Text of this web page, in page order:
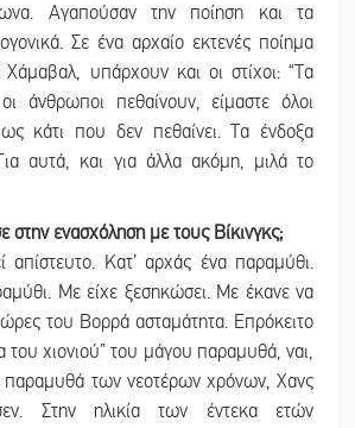
Αγαπούσαν την ποίηση και τα
Σε ένα αρχαίο εκτενές ποίημα
υπάρχουν και οι στίχοι: “Τα
άνθρωποι πεθαίνουν, είμαστε όλοι
κάτι που δεν πεθαίνει. Τα ένδοξα
αυτά, και για άλλα ακόμη, μιλά το
στην ενασχόληση με τους Βίκινγκς;
Κατ’ αρχάς ένα παραμύθι.
Με είχε ξεσηκώσει. Με έκανε να
του Βορρά ασταμάτητα. Επρόκειτο
του χιονιού” του μάγου παραμυθά, ναι,
παραμυθά των νεοτέρων χρόνων, Χανς
Στην ηλικία των έντεκα ετών